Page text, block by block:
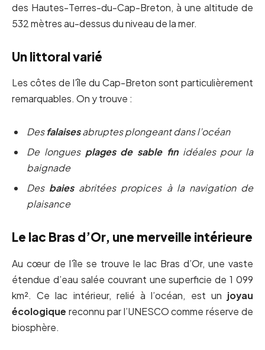
des Hautes-Terres-du-Cap-Breton, à une altitude de
532 mètres au-dessus du niveau de la mer.
Un littoral varié
Les côtes de l’île du Cap-Breton sont particulièrement
remarquables. On y trouve :
Desfalaisesabruptes plongeant dans l’océan
De longues plages de sable finidéales pour la
baignade
Des baiesabritées propices à la navigation de
plaisance
Le lac Bras d’Or, une merveille intérieure
Au cœur de l’île se trouve le lac Bras d’Or, une vaste
étendue d’eau salée couvrant une superficie de 1 099
km². Ce lac intérieur, relié à l’océan, est un joyau
écologique reconnu par l’UNESCO comme réserve de
biosphère.